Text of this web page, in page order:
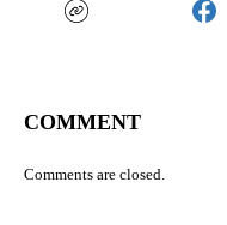
COMMENT
Comments are closed.